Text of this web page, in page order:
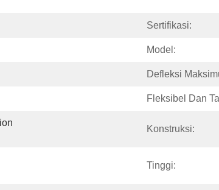
Sertifikasi:
Model:
Defleksi
Fleksibel Dan
Konstruksi:
Tinggi: